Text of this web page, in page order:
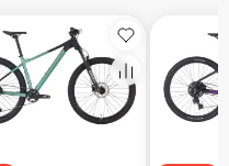
Избранное
Сравнение